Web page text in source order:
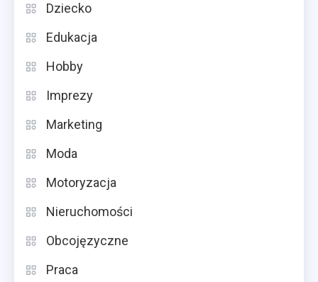
Dziecko
Edukacja
Hobby
Imprezy
Marketing
Moda
Motoryzacja
Nieruchomości
Obcojęzyczne
Praca